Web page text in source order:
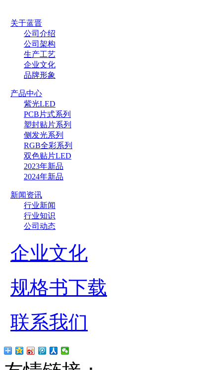
关于蓝晋
公司介绍
公司架构
生产工艺
企业文化
品牌形象
产品中心
紫光LED
PCB片式系列
塑封贴片系列
侧发光系列
RGB全彩系列
双色贴片LED
2023年新品
2024年新品
新闻资讯
行业新闻
行业知识
公司动态
企业文化
规格书下载
联系我们